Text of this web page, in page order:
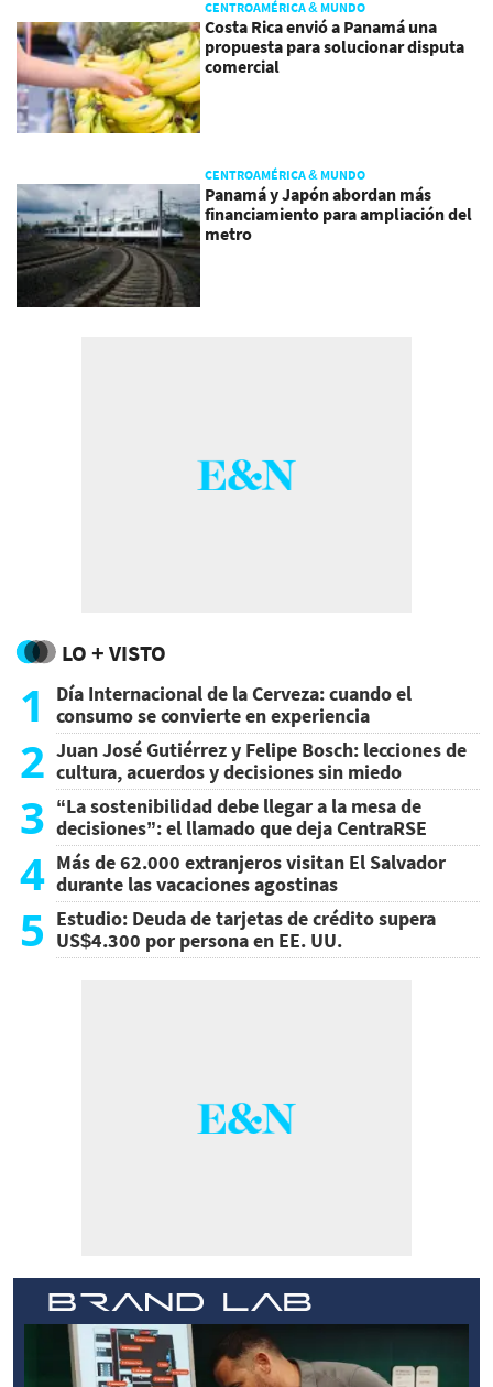
CENTROAMÉRICA & MUNDO
Costa Rica envió a Panamá una
propuesta para solucionar disputa
comercial
CENTROAMÉRICA & MUNDO
Panamá y Japón abordan más
financiamiento para ampliación del
metro
LO + VISTO
1
Día Internacional de la Cerveza: cuando el
consumo se convierte en experiencia
2 Juan José Gutiérrez y Felipe Bosch: lecciones de
cultura, acuerdos y decisiones sin miedo
3 “La sostenibilidad debe llegar a la mesa de
decisiones”: el llamado que deja CentraRSE
4 Más de 62.000 extranjeros visitan El Salvador
durante las vacaciones agostinas
5 Estudio: Deuda de tarjetas de crédito supera
US$4.300 por persona en EE. UU.